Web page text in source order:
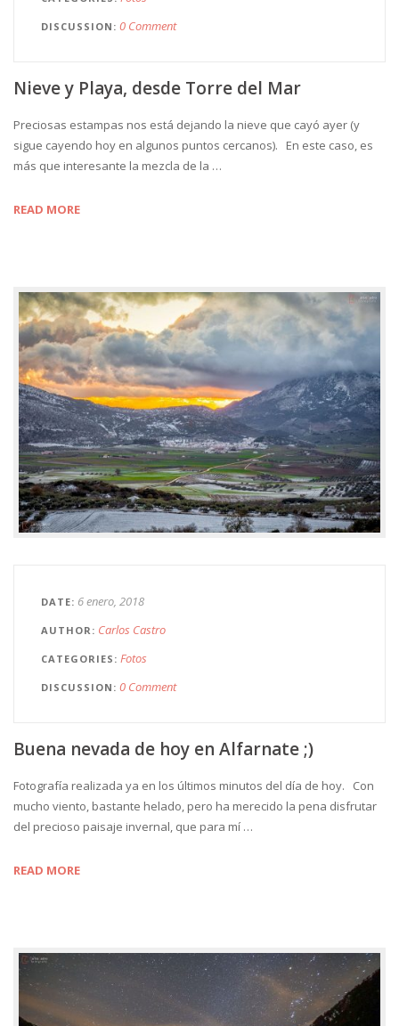
DISCUSSION 0 Comment
Nieve y Playa, desde Torre del Mar
Preciosas estampas nos está dejando la nieve que cayó ayer (y
sigue cayendo hoy en algunos puntos cercanos). En este caso, es
más que interesante la mezcla de la …
READ MORE
DATE 6 enero, 2018
AUTHOR Carlos Castro
CATEGORIES Fotos
DISCUSSION 0 Comment
Buena nevada de hoy en Alfarnate ;)
Fotografía realizada ya en los últimos minutos del día de hoy. Con
mucho viento, bastante helado, pero ha merecido la pena disfrutar
del precioso paisaje invernal, que para mí …
READ MORE